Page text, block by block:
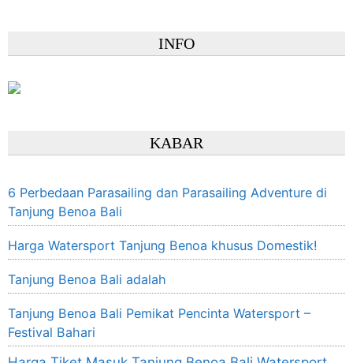
INFO
KABAR
6 Perbedaan Parasailing dan Parasailing Adventure di
Tanjung Benoa Bali
Harga Watersport Tanjung Benoa khusus Domestik!
Tanjung Benoa Bali adalah
Tanjung Benoa Bali Pemikat Pencinta Watersport –
Festival Bahari